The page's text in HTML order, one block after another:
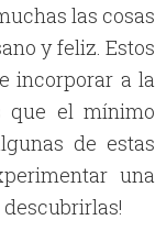
las cosas
y feliz. Estos
incorporar a la
que el mínimo
de estas
una